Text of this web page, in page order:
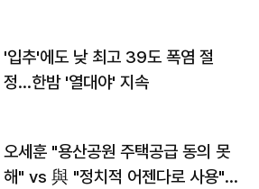
'입추'에도 낮 최고 39도 폭염 절
정…한밤 '열대야' 지속
오세훈 "용산공원 주택공급 동의 못
해" vs 與 "정치적 어젠다로 사용"